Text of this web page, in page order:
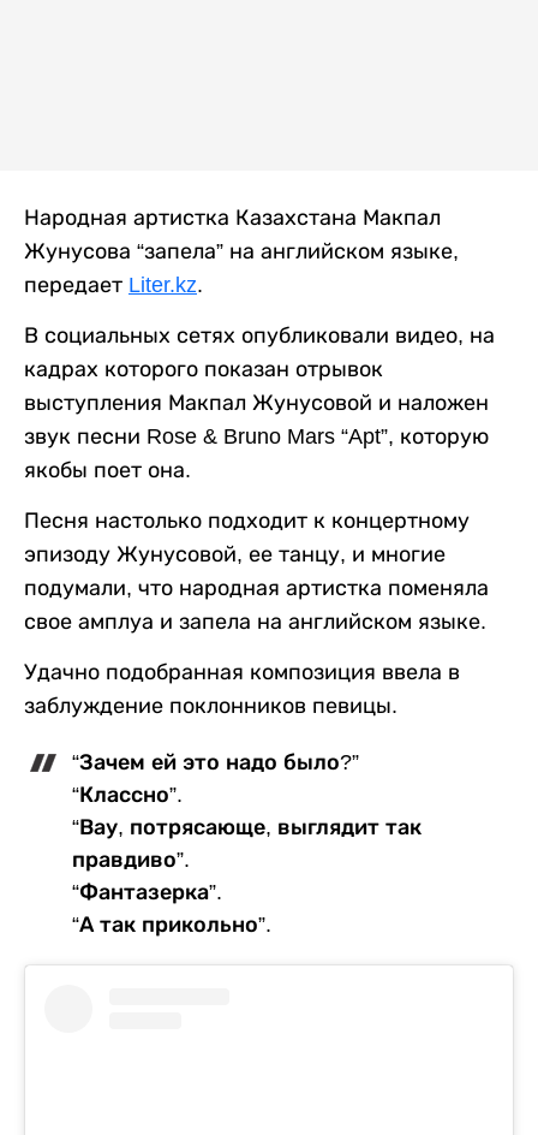
Народная артистка Казахстана Макпал
Жунусова “запела” на английском языке,
передает Liter.kz.
В социальных сетях опубликовали видео, на
кадрах которого показан отрывок
выступления Макпал Жунусовой и наложен
звук песни Rose & Bruno Mars “Apt”, которую
якобы поет она.
Песня настолько подходит к концертному
эпизоду Жунусовой, ее танцу, и многие
подумали, что народная артистка поменяла
свое амплуа и запела на английском языке.
Удачно подобранная композиция ввела в
заблуждение поклонников певицы.
“Зачем ей это надо было?”
“Классно”.
“Вау, потрясающе, выглядит так
правдиво”.
“Фантазерка”.
“А так прикольно”.